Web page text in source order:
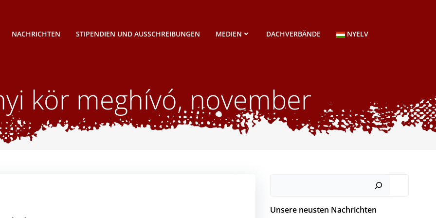
NACHRICHTEN STIPENDIEN UND AUSSCHREIBUNGEN MEDIEN DACHVERBÄNDE NYELV
kör meghívó, november
Unsere neusten Nachrichten